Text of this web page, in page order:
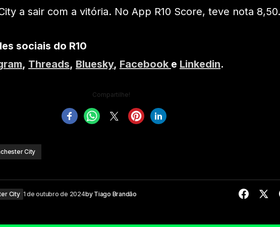
a sair com a vitória. No App R10 Score, teve nota 8,50.
sociais do R10
, Threads, Bluesky, Facebook e Linkedin.
Compartilhe!
City
City 1 de outubro de 2024by Tiago Brandão